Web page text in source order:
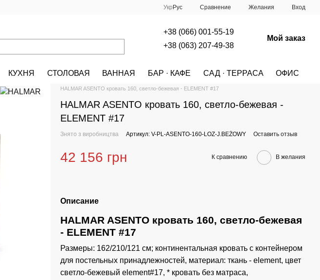
Укр Рус Сравнение Желания Вход
+38 (066) 001-55-19
+38 (063) 207-49-38
Мой заказ
КУХНЯ СТОЛОВАЯ ВАННАЯ БАР · КАФЕ САД · ТЕРРАСА ОФИС
HALMAR ASENTO кровать 160, светло-бежевая - ELEMENT #17
HALMAR ASENTO кровать 160, светло-бежевая -
ELEMENT #17
Знято з виробництва Артикул: V-PL-ASENTO-160-LOZ-J.BEŻOWY Оставить отзыв
42 156 грн К сравнению В желания
Описание
HALMAR ASENTO кровать 160, светло-бежевая
- ELEMENT #17
Размеры: 162/210/121 см; континентальная кровать с контейнером
для постельных принадлежностей, материал: ткань - element, цвет
светло-бежевый element#17, * кровать без матраса,